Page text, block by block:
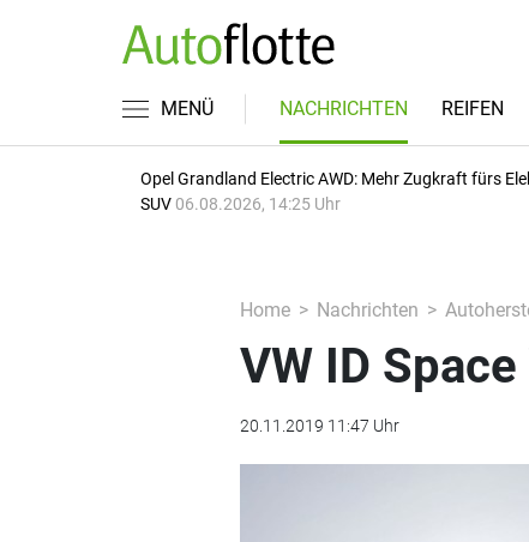
MENÜ NACHRICHTEN REIFEN
Opel Grandland Electric AWD: Mehr Zugkraft fürs
SUV 06.08.2026, 14:25 Uhr
Home Nachrichten
VW ID
20.11.2019 11:47 Uhr